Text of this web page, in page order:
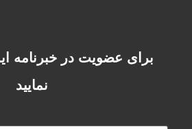
برای عضویت در خبرنامه
نمایید